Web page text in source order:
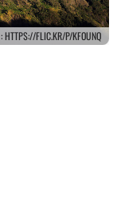
HTTPS://FLIC.KR/P/KFOUNQ